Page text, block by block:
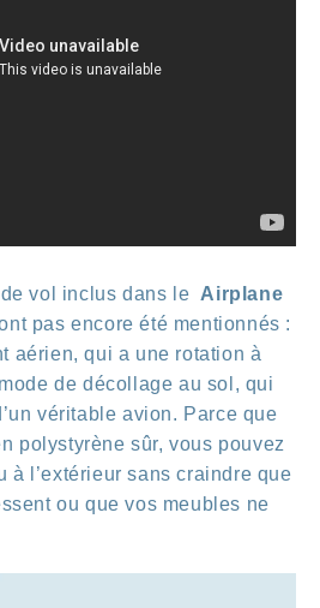
vol inclus dans le Airplane
pas encore été mentionnés :
aérien, qui a une rotation à
de décollage au sol, qui
véritable avion. Parce que
polystyrène sûr, vous pouvez
à l’extérieur sans craindre que
ou que vos meubles ne